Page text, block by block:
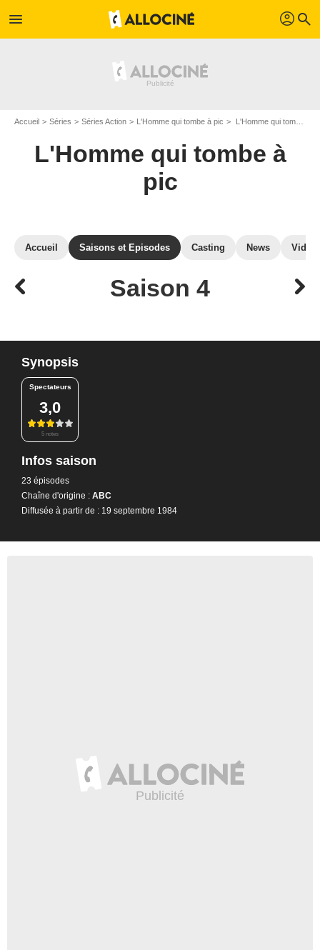
menu profil search
Accueil Séries Séries Action L'Homme qui tombe à pic L'Homme qui tombe à pic : Episodes de la saison 4
L'Homme qui tombe à
pic
Accueil Saisons et Episodes Casting News
Saison 4
Synopsis
Spectateurs
3,0
5 notes
Infos saison
23 épisodes
Chaîne d'origine : ABC
Diffusée à partir de : 19 septembre 1984